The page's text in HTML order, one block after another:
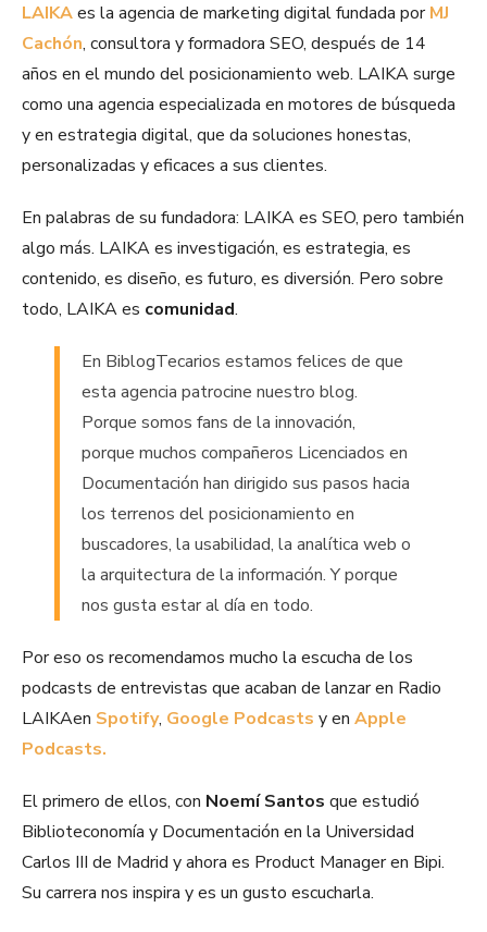
LAIKAes la agencia de marketing digital fundada porMJ
Cachón, consultora y formadora SEO, después de 14
años en el mundo del posicionamiento web. LAIKA surge
como una agencia especializada en motores de búsqueda
y en estrategia digital, que da soluciones honestas,
personalizadas y eficaces a sus clientes.
En palabras de su fundadora: LAIKA es SEO, pero también
algo más. LAIKA es investigación, es estrategia, es
contenido, es diseño, es futuro, es diversión. Pero sobre
todo, LAIKA es comunidad.
En BiblogTecarios estamos felices de que
esta agencia patrocine nuestro blog.
Porque somos fans de la innovación,
porque muchos compañeros Licenciados en
Documentación han dirigido sus pasos hacia
los terrenos del posicionamiento en
buscadores, la usabilidad, la analítica web o
la arquitectura de la información. Y porque
nos gusta estar al día en todo.
Por eso os recomendamos mucho la escucha de los
podcasts de entrevistas que acaban de lanzar en Radio
LAIKAen Spotify, Google Podcasts y en Apple
Podcasts.
El primero de ellos, con Noemí Santos que estudió
Biblioteconomía y Documentación en la Universidad
Carlos III de Madrid y ahora es Product Manager en Bipi.
Su carrera nos inspira y es un gusto escucharla.